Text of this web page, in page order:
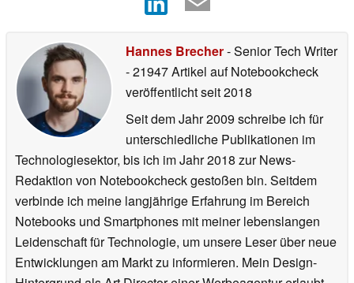
Hannes Brecher- Senior Tech Writer
- 21947 Artikel auf Notebookcheck
veröffentlichtseit 2018
Seit dem Jahr 2009 schreibe ich für
unterschiedliche Publikationen im
Technologiesektor, bis ich im Jahr 2018 zur News-
Redaktion von Notebookcheck gestoßen bin. Seitdem
verbinde ich meine langjährige Erfahrung im Bereich
Notebooks und Smartphones mit meiner lebenslangen
Leidenschaft für Technologie, um unsere Leser über neue
Entwicklungen am Markt zu informieren. Mein Design-